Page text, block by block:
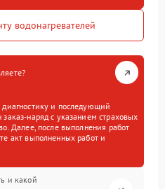
водонагревателей
диагностику и последующий
наряд с указанием страховых
Далее, после выполнения работ
акт выполненных работ и
и какой